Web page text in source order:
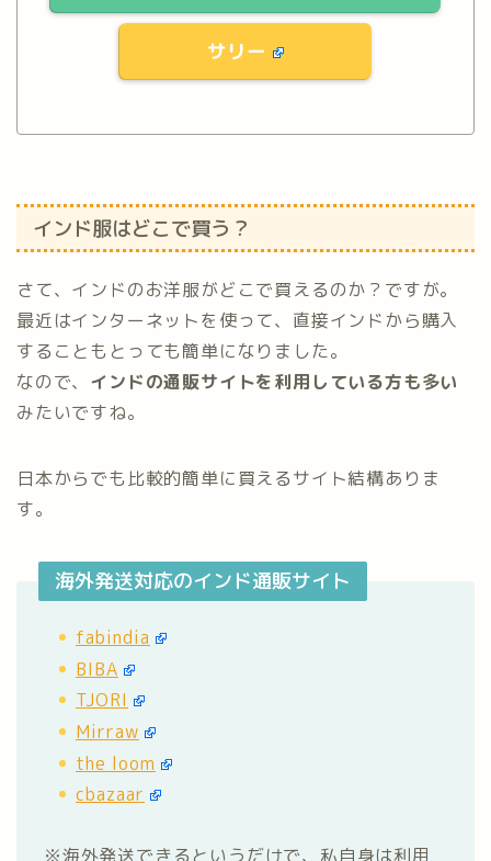
サリー
インド服はどこで買う？
さて、インドのお洋服がどこで買えるのか？ですが。
最近はインターネットを使って、直接インドから購入
することもとっても簡単になりました。
なので、 インドの通販サイトを利用している方も多い
みたいですね。
日本からでも比較的簡単に買えるサイト結構ありま
す。
海外発送対応のインド通販サイト
fabindia
BIBA
TJORI
Mirraw
the loom
cbazaar
※海外発送できるというだけで、私自身は利用